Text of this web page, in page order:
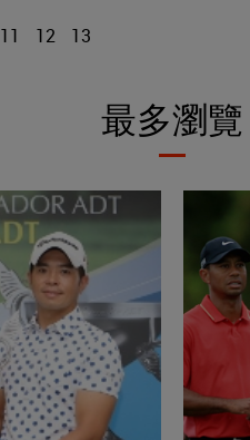
11 12 13
最多瀏覽